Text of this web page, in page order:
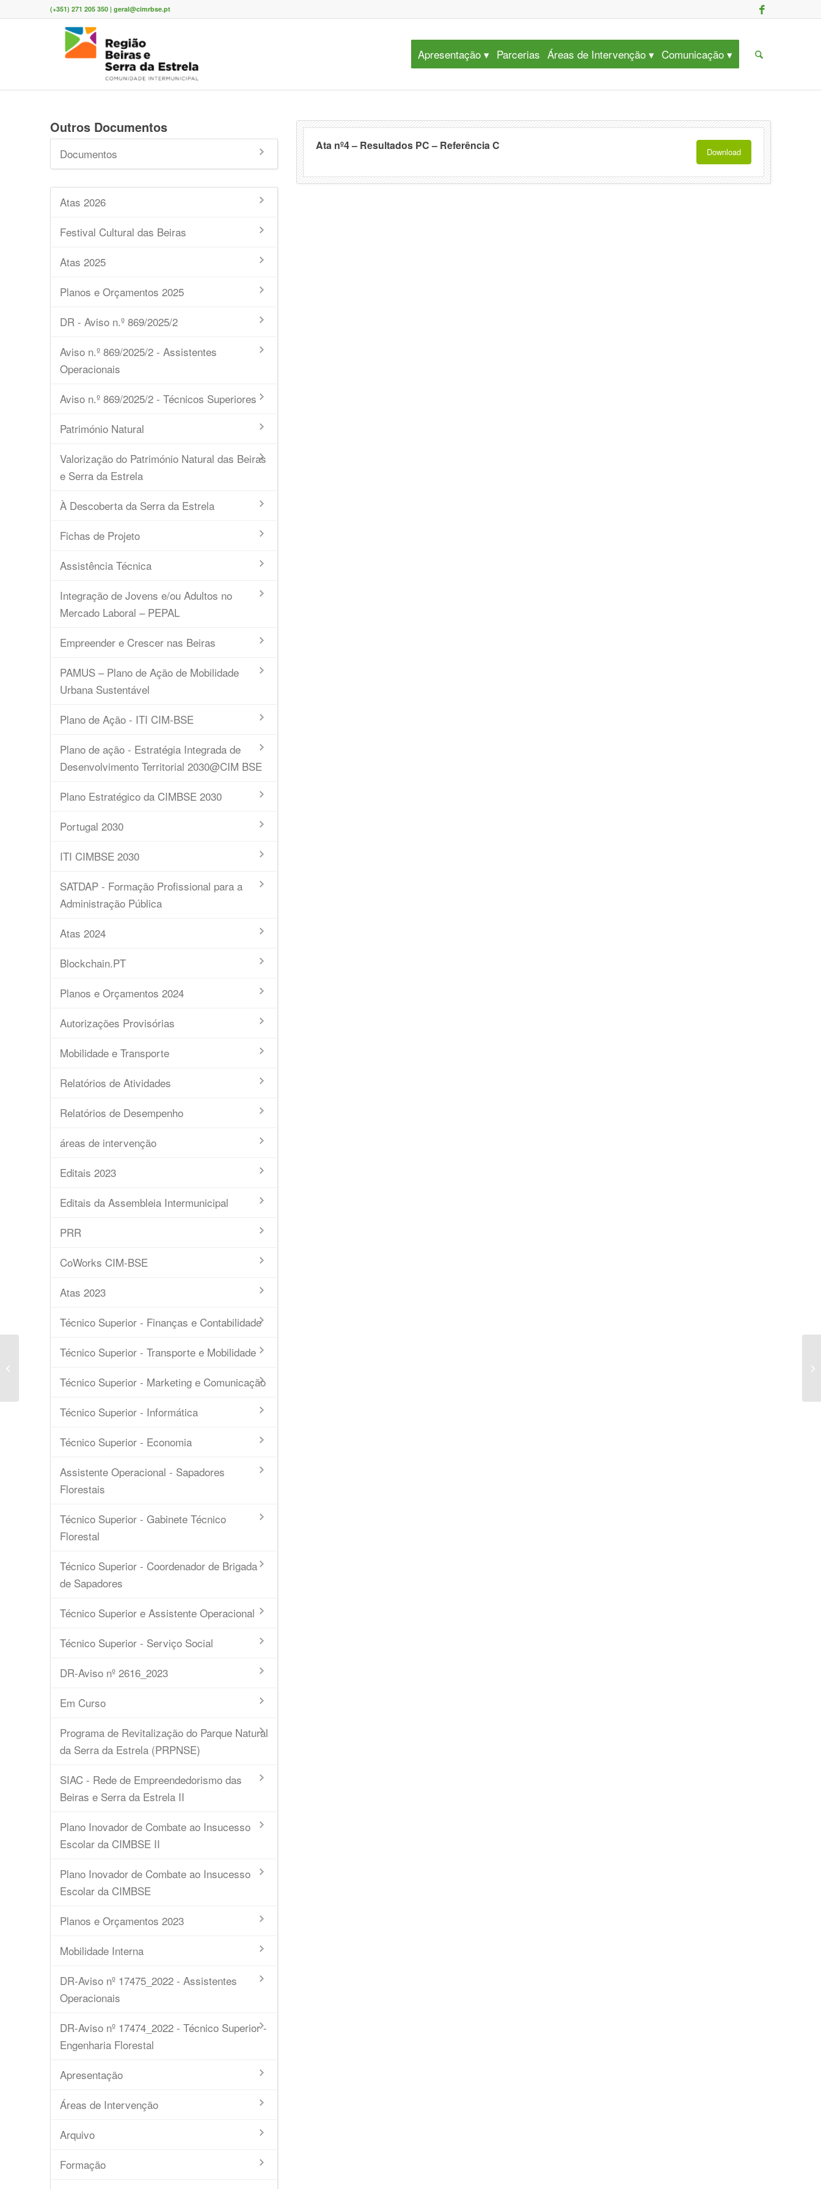
(+351) 271 205 350 | geral@cimrbse.pt
Apresentação Parcerias Áreas de Intervenção Comunicação
Outros Documentos
Documentos
Atas 2026
Festival Cultural das Beiras
Atas 2025
Planos e Orçamentos 2025
DR - Aviso n.º 869/2025/2
Aviso n.º 869/2025/2 - Assistentes
Operacionais
Aviso n.º 869/2025/2 - Técnicos Superiores
Património Natural
Valorização do Património Natural das Beiras
e Serra da Estrela
À Descoberta da Serra da Estrela
Fichas de Projeto
Assistência Técnica
Integração de Jovens e/ou Adultos no
Mercado Laboral – PEPAL
Empreender e Crescer nas Beiras
PAMUS – Plano de Ação de Mobilidade
Urbana Sustentável
Plano de Ação - ITI CIM-BSE
Plano de ação - Estratégia Integrada de
Desenvolvimento Territorial 2030@CIM BSE
Plano Estratégico da CIMBSE 2030
Portugal 2030
ITI CIMBSE 2030
SATDAP - Formação Profissional para a
Administração Pública
Atas 2024
Blockchain.PT
Planos e Orçamentos 2024
Autorizações Provisórias
Mobilidade e Transporte
Relatórios de Atividades
Relatórios de Desempenho
áreas de intervenção
Editais 2023
Editais da Assembleia Intermunicipal
PRR
CoWorks CIM-BSE
Atas 2023
Técnico Superior - Finanças e Contabilidade
Técnico Superior - Transporte e Mobilidade
Técnico Superior - Marketing e Comunicação
Técnico Superior - Informática
Técnico Superior - Economia
Assistente Operacional - Sapadores
Florestais
Técnico Superior - Gabinete Técnico
Florestal
Técnico Superior - Coordenador de Brigada
de Sapadores
Técnico Superior e Assistente Operacional
Técnico Superior - Serviço Social
DR-Aviso nº 2616_2023
Em Curso
Programa de Revitalização do Parque Natural
da Serra da Estrela (PRPNSE)
SIAC - Rede de Empreendedorismo das
Beiras e Serra da Estrela II
Plano Inovador de Combate ao Insucesso
Escolar da CIMBSE II
Plano Inovador de Combate ao Insucesso
Escolar da CIMBSE
Planos e Orçamentos 2023
Mobilidade Interna
DR-Aviso nº 17475_2022 - Assistentes
Operacionais
DR-Aviso nº 17474_2022 - Técnico Superior -
Engenharia Florestal
Apresentação
Áreas de Intervenção
Arquivo
Formação
Ata nº4 – Resultados PC – Referência C Download
Ata nº5 – Resposta Reclamação –